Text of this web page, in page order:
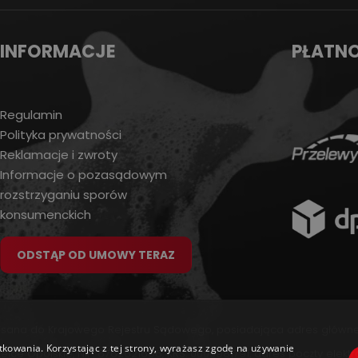
INFORMACJE
Regulamin
Polityka prywatności
Reklamacje i zwroty
Informacje o pozasądowym
rozstrzyganiu sporów
konsumenckich
ODSTĄP OD UMOWY TERAZ
do Krajowego Rejestru Sądowego, posiadająca adres
Opolskie, NIP: 6762621666, KRS: 0000981791, adres poczty
Korzystając z tej strony, wyrażasz zgodę na używanie